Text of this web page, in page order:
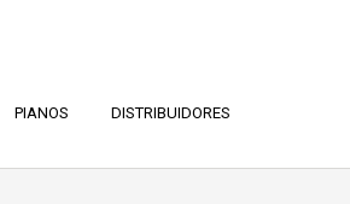
PIANOS DISTRIBUIDORES